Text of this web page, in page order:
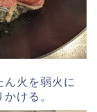
ん火を弱火に
ける。